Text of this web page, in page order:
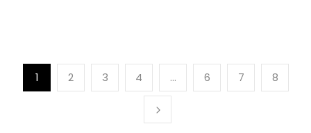
1 2 3 4 … 6 7 8